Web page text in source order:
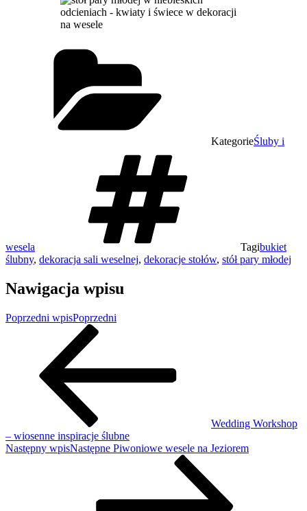
KategorieŚluby i
wesela Tagibukiet
ślubny, dekoracja sali weselnej, dekoracje stołów, stół pary młodej
Nawigacja wpisu
Poprzedni wpisPoprzedni
Wedding Workshop
– wiosenne inspiracje ślubne
Następny wpisNastępne Piwoniowe wesele na Jeziorem